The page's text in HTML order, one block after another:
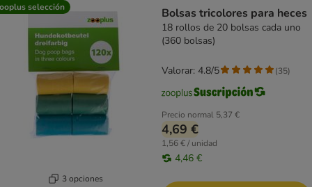
selección
3 opciones
Bolsas tricolores para heces
18 rollos de 20 bolsas cada uno
(360 bolsas)
Precio normal 5,37 €
4,69 €
1,56 € / unidad
4,46 €
Valorar: 4.8/5 (35)